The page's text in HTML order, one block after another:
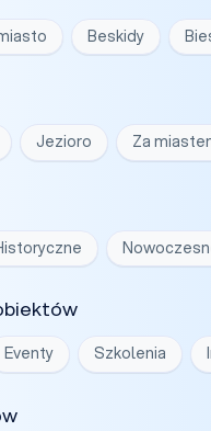
Beskidy
Jezioro Za
Eventy Szkolenia